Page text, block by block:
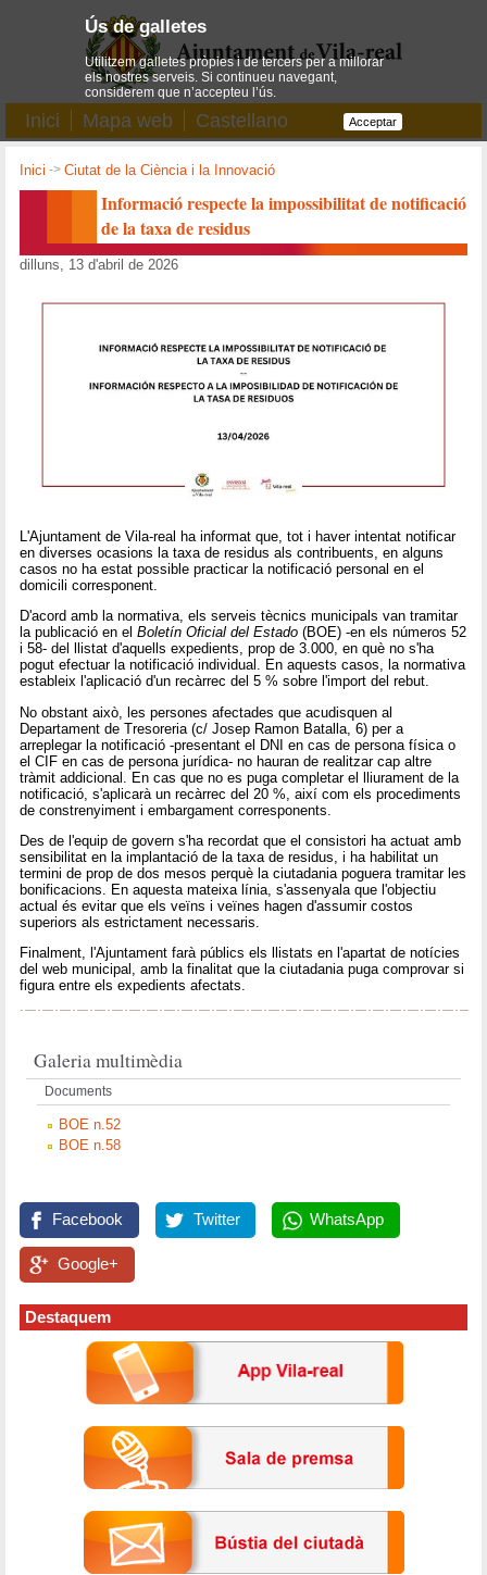
Inici Mapa web Castellano
Inici ->Ciutat de la Ciència i la Innovació
Informació respecte la impossibilitat de notificació
de la taxa de residus
dilluns, 13 d'abril de 2026
L'Ajuntament de Vila-real ha informat que, tot i haver intentat notificar
en diverses ocasions la taxa de residus als contribuents, en alguns
casos no ha estat possible practicar la notificació personal en el
domicili corresponent.
D'acord amb la normativa, els serveis tècnics municipals van tramitar
la publicació en elBoletín Oficial del Estado (BOE) -en els números 52
i 58- del llistat d'aquells expedients, prop de 3.000, en què no s'ha
pogut efectuar la notificació individual. En aquests casos, la normativa
estableix l'aplicació d'un recàrrec del 5 % sobre l'import del rebut.
No obstant això, les persones afectades que acudisquen al
Departament de Tresoreria (c/ Josep Ramon Batalla, 6) per a
arreplegar la notificació -presentant el DNI en cas de persona física o
el CIF en cas de persona jurídica- no hauran de realitzar cap altre
tràmit addicional. En cas que no es puga completar el lliurament de la
notificació, s'aplicarà un recàrrec del 20 %, així com els procediments
de constrenyiment i embargament corresponents.
Des de l'equip de govern s'ha recordat que el consistori ha actuat amb
sensibilitat en la implantació de la taxa de residus, i ha habilitat un
termini de prop de dos mesos perquè la ciutadania poguera tramitar les
bonificacions. En aquesta mateixa línia, s'assenyala que l'objectiu
actual és evitar que els veïns i veïnes hagen d'assumir costos
superiors als estrictament necessaris.
Finalment, l'Ajuntament farà públics els llistats en l'apartat de notícies
del web municipal, amb la finalitat que la ciutadania puga comprovar si
figura entre els expedients afectats.
Galeria multimèdia
Documents
BOE n.52
BOE n.58
Facebook Twitter WhatsApp
Google+
Destaquem
Ús de galletes
Utilitzem galletes pròpies i de tercers per a millorar
els nostres serveis. Si continueu navegant,
considerem que n’accepteu l’ús.
Acceptar